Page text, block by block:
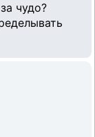
чудо?